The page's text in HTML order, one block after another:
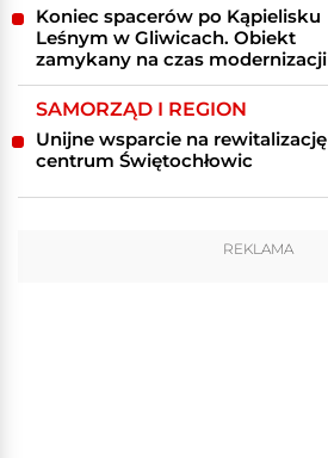
Koniec spacerów po Kąpielisku
Leśnym w Gliwicach. Obiekt
zamykany na czas modernizacji
SAMORZĄD I REGION
Unijne wsparcie na rewitalizację
centrum Świętochłowic
REKLAMA